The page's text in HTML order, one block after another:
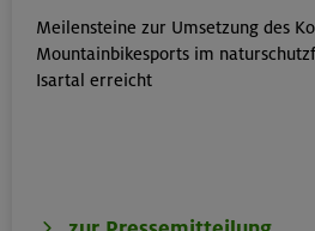
Meilensteine zur Umsetzung des
Mountainbikesports im
Isartal erreicht